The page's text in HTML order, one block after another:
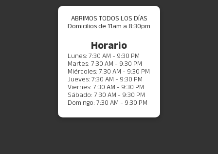
ABRIMOS TODOS LOS DÍAS
Domicilios de 11am a 8:30pm
Horario
Lunes: 7:30 AM - 9:30 PM
Martes: 7:30 AM - 9:30 PM
Miércoles: 7:30 AM - 9:30 PM
Jueves: 7:30 AM - 9:30 PM
Viernes: 7:30 AM - 9:30 PM
Sábado: 7:30 AM - 9:30 PM
Domingo: 7:30 AM - 9:30 PM